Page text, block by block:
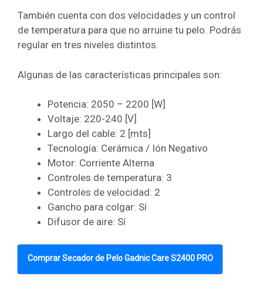
También cuenta con dos velocidades y un control
de temperatura para que no arruine tu pelo. Podrás
regular en tres niveles distintos.
Algunas de las características principales son:
Potencia: 2050 – 2200 [W]
Voltaje: 220-240 [V]
Largo del cable: 2 [mts]
Tecnología: Cerámica / Ión Negativo
Motor: Corriente Alterna
Controles de temperatura: 3
Controles de velocidad: 2
Gancho para colgar: Sí
Difusor de aire: Sí
Comprar Secador de Pelo Gadnic Care S2400 PRO